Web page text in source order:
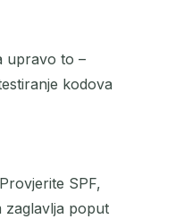
upravo to –
kodova
SPF,
zaglavlja poput